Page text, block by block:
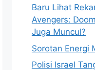
Baru Lihat
Avengers:
Juga Muncul?
Sorotan Energi
Polisi Israel